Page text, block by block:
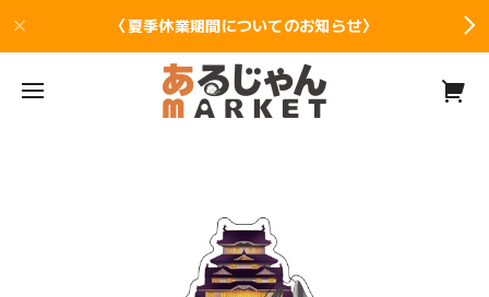
〈夏季休業期間についてのお知らせ〉